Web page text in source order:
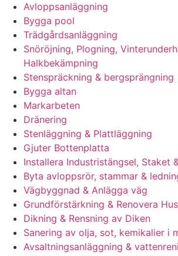
Avloppsanläggning
Bygga pool
Trädgårdsanläggning
Snöröjning, Plogning,
Halkbekämpning
Stenspräckning & bergsprängning
Bygga altan
Markarbeten
Dränering
Stenläggning & Plattläggning
Gjuter Bottenplatta
Installera Industristängsel, Staket
Byta avloppsrör, stammar &
Vägbyggnad & Anlägga väg
Grundförstärkning & Renovera
Dikning & Rensning av Diken
Sanering av olja, sot, kemikalier i
Avsaltningsanläggning &